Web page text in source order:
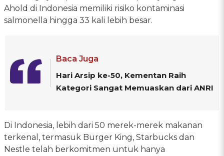
Ahold di Indonesia memiliki risiko kontaminasi
salmonella hingga 33 kali lebih besar.
Baca Juga
Hari Arsip ke-50, Kementan Raih
Kategori Sangat Memuaskan dari ANRI
Di Indonesia, lebih dari 50 merek-merek makanan
terkenal, termasuk Burger King, Starbucks dan
Nestle telah berkomitmen untuk hanya